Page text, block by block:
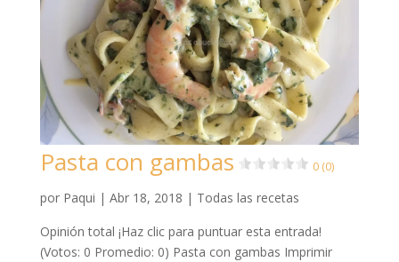
Pasta con gambas 0 (0)
por Paqui | Abr 18, 2018 | Todas las recetas
Opinión total ¡Haz clic para puntuar esta entrada!
(Votos: 0 Promedio: 0) Pasta con gambas Imprimir